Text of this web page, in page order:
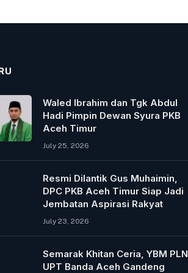
Waled Ibrahim dan Tgk Abdul
Hadi Pimpin Dewan Syura PKB
Aceh Timur
July 25, 2026
Resmi Dilantik Gus Muhaimin,
DPC PKB Aceh Timur Siap Jadi
Jembatan Aspirasi Rakyat
July 23, 2026
Semarak Khitan Ceria, YBM PLN
UPT Banda Aceh Gandeng